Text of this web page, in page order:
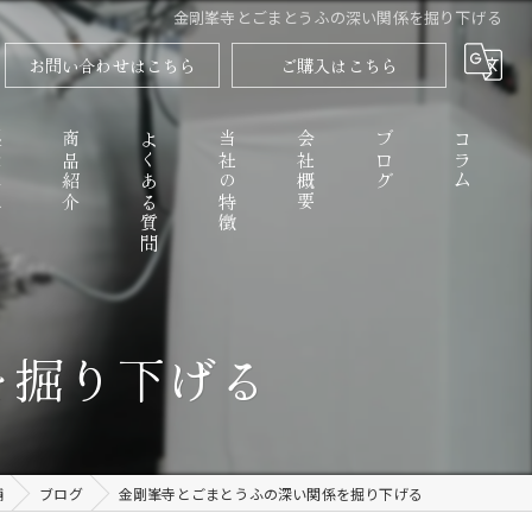
金剛峯寺とごまとうふの深い関係を掘り下げる
お問い合わせはこちら ご購入はこちら
商品紹介 よくある質問 当社の特徴
精進料理
お取り寄せ
会社概要 ブログ コラム
り下げる
ブログ 金剛峯寺とごまとうふの深い関係を掘り下げる